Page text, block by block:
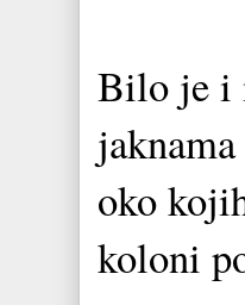
Bilo je i
oko
koloni